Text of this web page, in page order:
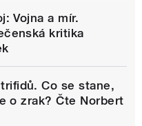
Vojna a mír.
kritika
Co se stane,
o zrak? Čte Norbert